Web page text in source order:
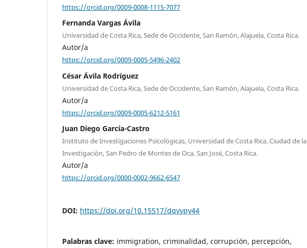
https://orcid.org/0009-0008-1115-7077
Fernanda Vargas Ávila
Universidad de Costa Rica, Sede de Occidente, San Ramón, Alajuela, Costa Rica.
Autor/a
https://orcid.org/0009-0005-5496-2402
César Ávila Rodríguez
Universidad de Costa Rica, Sede de Occidente, San Ramón, Alajuela, Costa Rica.
Autor/a
https://orcid.org/0009-0005-6212-5161
Juan Diego García-Castro
Instituto de Investigaciones Psicológicas, Universidad de Costa Rica, Ciudad de la
Investigación, San Pedro de Montes de Oca, San José, Costa Rica.
Autor/a
https://orcid.org/0000-0002-9662-6547
DOI: https://doi.org/10.15517/dqyvpy44
Palabras clave: immigration, criminalidad, corrupción, percepción,